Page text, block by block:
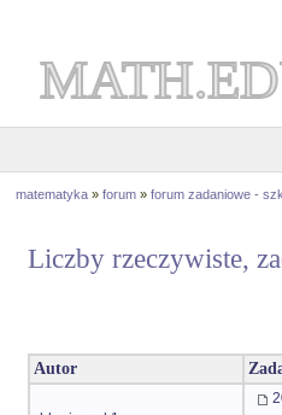
matematyka » forum » forum zadaniowe -
Liczby rzeczywiste,
Autor